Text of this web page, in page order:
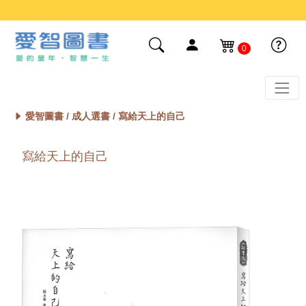
0
愛智圖書 / 成人選書/ 寫給天上的自己
寫給天上的自己